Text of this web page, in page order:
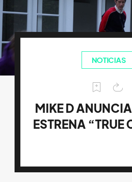
NOTICIAS
MIKE D
ESTRENA “TRUE